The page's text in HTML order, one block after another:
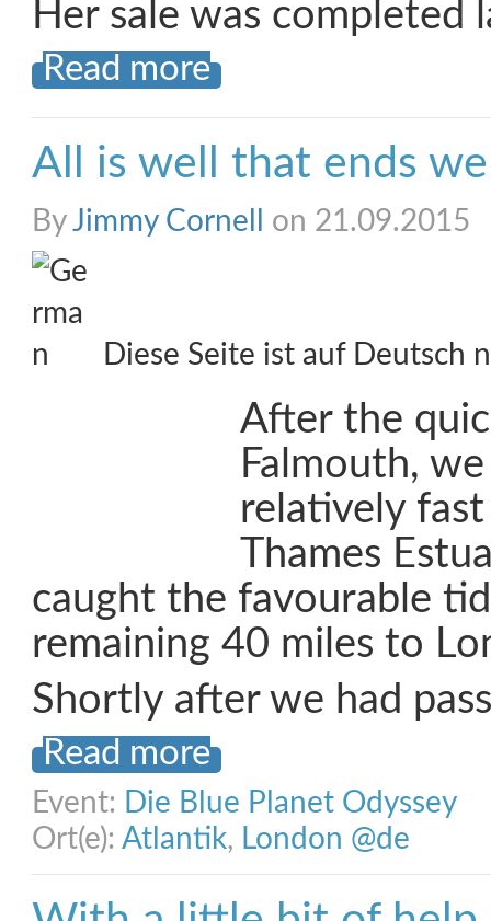
Her sale was completed
Read more
All is well that ends
ByJimmy Cornell on 21.09.2015
Diese Seite ist auf Deutsch
After the
Falmouth,
relatively
Thames
caught the favourable
remaining 40 miles to
Shortly after we had
Read more
Event: Die Blue Planet Odyssey
Ort(e): Atlantik, London @de